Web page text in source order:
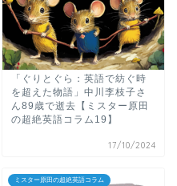
「ぐりとぐら：英語で紡ぐ時
を超えた物語」中川李枝子さ
ん89歳で逝去【ミスター原田
の超絶英語コラム19】
17/10/2024
ミスター原田の超絶英語コラム